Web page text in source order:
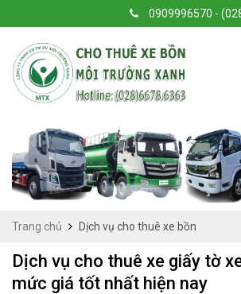
0909996570 -
Trang chủ Dịch vụ cho thuê xe bồn
Dịch vụ cho thuê xe giấy tờ
mức giá tốt nhất hiện nay